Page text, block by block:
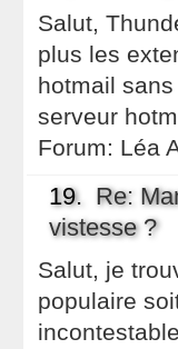
Salut,
plus les
hotmail
serveur
Forum: Léa
19. Re:
vistesse ?
Salut, je
populaire